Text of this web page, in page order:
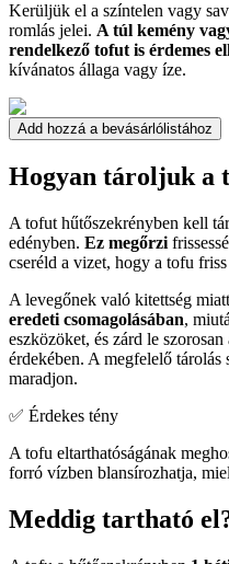
Kerüljük el a színtelen vagy
romlás jelei. A túl kemény
rendelkező tofut is érdemes
kívánatos állaga vagy íze.
Add hozzá a bevásárlólistához
Hogyan tároljuk a
A tofut hűtőszekrényben kell
edényben. Ez megőrzi
cseréld a vizet, hogy a tofu
A levegőnek való kitettség
eredeti csomagolásában,
eszközöket, és zárd le
érdekében. A megfelelő
maradjon.
✅ Érdekes tény
A tofu eltarthatóságának
forró vízben blansírozhatja,
Meddig tartható